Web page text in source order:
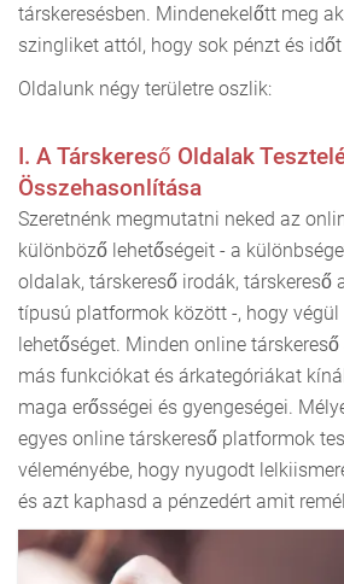
társkeresésben. Mindenekelőtt meg
szingliket attól, hogy sok pénzt és
Oldalunk négy területre oszlik:
I. A Társkereső Oldalak
Összehasonlítása
Szeretnénk megmutatni neked az
különböző lehetőségeit - a
oldalak, társkereső irodák, társkereső
típusú platformok között -, hogy
lehetőséget. Minden online
más funkciókat és árkategóriákat
maga erősségei és gyengeségei.
egyes online társkereső platformok
véleményébe, hogy nyugodt
és azt kaphasd a pénzedért amit